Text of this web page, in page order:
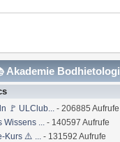
Akademie
🚩 ULClub... - 206885 Aufrufe
...
- 140597 Aufrufe
Kurs ⚠️ ...
- 131592 Aufrufe